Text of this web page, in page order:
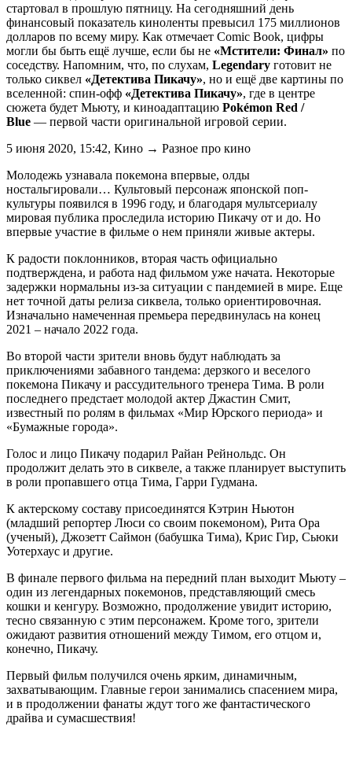
стартовал в прошлую пятницу. На сегодняшний день
финансовый показатель киноленты превысил 175 миллионов
долларов по всему миру. Как отмечает Comic Book, цифры
могли бы быть ещё лучше, если бы не «Мстители: Финал» по
соседству. Напомним, что, по слухам, Legendary готовит не
только сиквел «Детектива Пикачу», но и ещё две картины по
вселенной: спин-офф «Детектива Пикачу», где в центре
сюжета будет Мьюту, и киноадаптацию Pokémon Red /
Blue — первой части оригинальной игровой серии.
5 июня 2020, 15:42, Кино → Разное про кино
Молодежь узнавала покемона впервые, олды
ностальгировали… Культовый персонаж японской поп-
культуры появился в 1996 году, и благодаря мультсериалу
мировая публика проследила историю Пикачу от и до. Но
впервые участие в фильме о нем приняли живые актеры.
К радости поклонников, вторая часть официально
подтверждена, и работа над фильмом уже начата. Некоторые
задержки нормальны из-за ситуации с пандемией в мире. Еще
нет точной даты релиза сиквела, только ориентировочная.
Изначально намеченная премьера передвинулась на конец
2021 – начало 2022 года.
Во второй части зрители вновь будут наблюдать за
приключениями забавного тандема: дерзкого и веселого
покемона Пикачу и рассудительного тренера Тима. В роли
последнего предстает молодой актер Джастин Смит,
известный по ролям в фильмах «Мир Юрского периода» и
«Бумажные города».
Голос и лицо Пикачу подарил Райан Рейнольдс. Он
продолжит делать это в сиквеле, а также планирует выступить
в роли пропавшего отца Тима, Гарри Гудмана.
К актерскому составу присоединятся Кэтрин Ньютон
(младший репортер Люси со своим покемоном), Рита Ора
(ученый), Джозетт Саймон (бабушка Тима), Крис Гир, Сьюки
Уотерхаус и другие.
В финале первого фильма на передний план выходит Мьюту –
один из легендарных покемонов, представляющий смесь
кошки и кенгуру. Возможно, продолжение увидит историю,
тесно связанную с этим персонажем. Кроме того, зрители
ожидают развития отношений между Тимом, его отцом и,
конечно, Пикачу.
Первый фильм получился очень ярким, динамичным,
захватывающим. Главные герои занимались спасением мира,
и в продолжении фанаты ждут того же фантастического
драйва и сумасшествия!